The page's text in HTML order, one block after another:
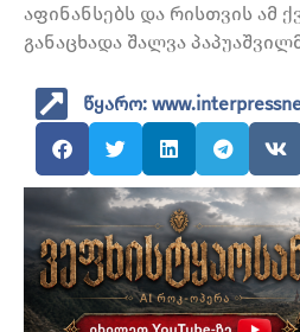
აფინანსებს და რისთვის ამ
განაცხადა შალვა
წყარო: